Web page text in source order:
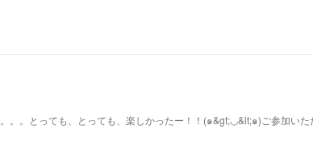
。。とっても、とっても、楽しかったー！！(๑&gt;◡&lt;๑)ご参加いた